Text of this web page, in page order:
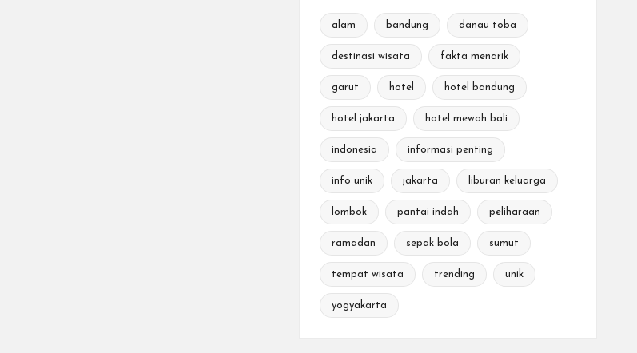
alam bandung danau toba
destinasi wisata fakta menarik
garut hotel hotel bandung
hotel jakarta hotel mewah bali
indonesia informasi penting
info unik jakarta liburan keluarga
lombok pantai indah peliharaan
ramadan sepak bola sumut
tempat wisata trending unik
yogyakarta